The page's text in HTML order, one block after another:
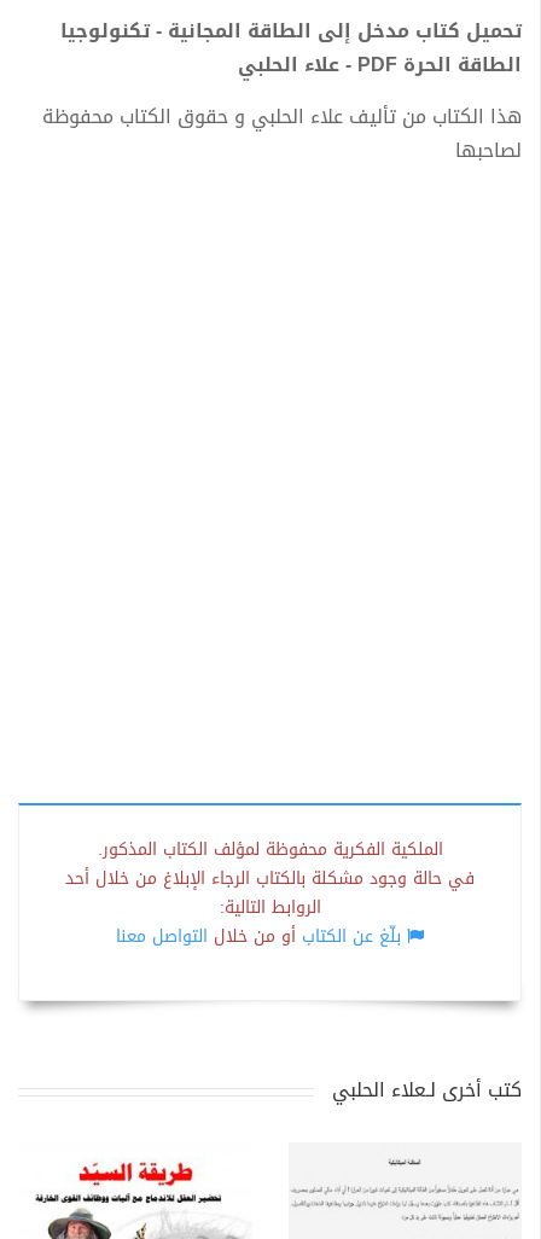
تحميل كتاب مدخل إلى الطاقة المجانية - تكنولوجيا
الطاقة الحرة PDF - علاء الحلبي
هذا الكتاب من تأليف علاء الحلبي و حقوق الكتاب محفوظة
لصاحبها
الملكية الفكرية محفوظة لمؤلف الكتاب المذكور.
في حالة وجود مشكلة بالكتاب الرجاء الإبلاغ من خلال أحد
الروابط التالية:
بلّغ عن الكتاب أو من خلال التواصل معنا
كتب أخرى لـعلاء الحلبي